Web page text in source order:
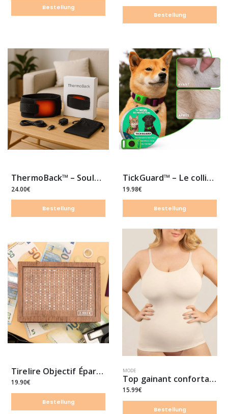
Bestellung
Bestellung
ThermoBack™ – Soulagez enfin vos douleurs lombaires, naturellement
24.00€
Bestellung
TickGuard™ – Le collier naturel qui protège votre compagnon… sans produits chimiques
19.98€
Bestellung
Tirelire Objectif Épargne™ | Boîte en Bois avec Suivi Visuel
19.90€
Bestellung
MODE
Top gainant confortable
15.99€
Bestellung